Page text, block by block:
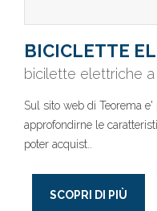
BICICLETTE
bicilette elettriche
Sul sito web di Teorema
approfondirne le
poter acquist..
SCOPRI DI PIÙ